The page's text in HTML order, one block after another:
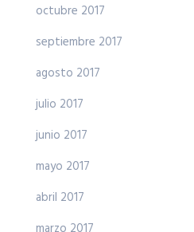
octubre 2017
septiembre 2017
agosto 2017
julio 2017
junio 2017
mayo 2017
abril 2017